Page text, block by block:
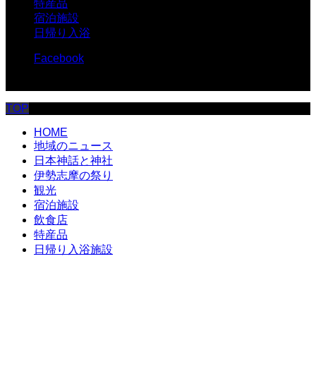
特産品
宿泊施設
日帰り入浴
Facebook
TOP
HOME
地域のニュース
日本神話と神社
伊勢志摩の祭り
観光
宿泊施設
飲食店
特産品
日帰り入浴施設